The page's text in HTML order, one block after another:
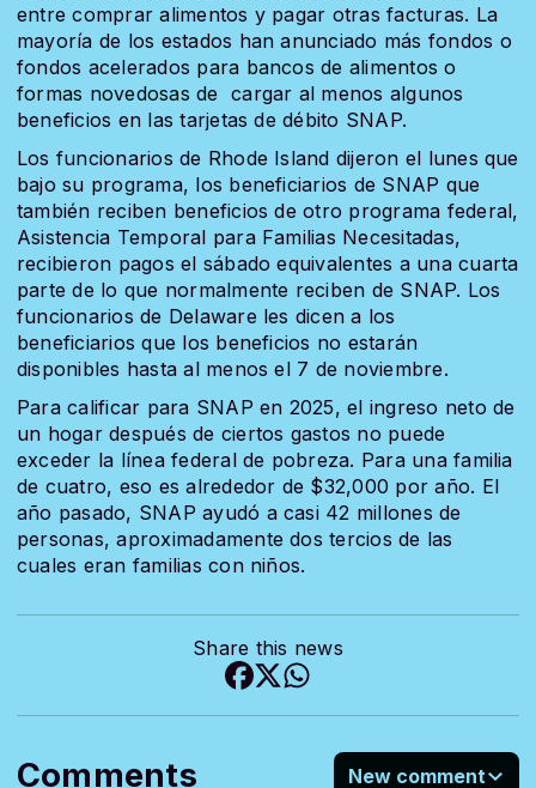
entre comprar alimentos y pagar otras facturas. La
mayoría de los estados han anunciado más fondos o
fondos acelerados para bancos de alimentos o
formas novedosas de
cargar al menos algunos
beneficios en las tarjetas de débito SNAP.
Los funcionarios de Rhode Island dijeron el lunes que
bajo su programa, los beneficiarios de SNAP que
también reciben beneficios de otro programa federal,
Asistencia Temporal para Familias Necesitadas,
recibieron pagos el sábado equivalentes a una cuarta
parte de lo que normalmente reciben de SNAP. Los
funcionarios de Delaware les dicen a los
beneficiarios que los beneficios no estarán
disponibles hasta al menos el 7 de noviembre.
Para calificar para SNAP en 2025, el ingreso neto de
un hogar después de ciertos gastos no puede
exceder la línea federal de pobreza. Para una familia
de cuatro, eso es alrededor de $32,000 por año. El
año pasado, SNAP ayudó a casi 42 millones de
personas, aproximadamente dos tercios de las
cuales eran familias con niños.
Share this news
Comments New comment